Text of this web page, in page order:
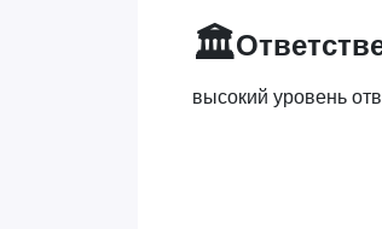
🏛️
высокий уровень